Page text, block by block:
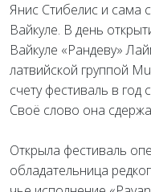
Янис Стибелис и сама
Вайкуле. В день
Вайкуле «Рандеву»
латвийской группой
счету фестиваль в
Своё слово она
Открыла фестиваль
обладательница